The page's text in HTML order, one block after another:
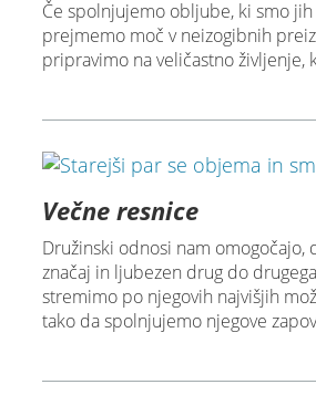
Če spolnjujemo obljube, ki smo
prejmemo moč v neizogibnih
pripravimo na veličastno življenje,
Večne resnice
Družinski odnosi nam omogočajo,
značaj in ljubezen drug do
stremimo po njegovih najvišjih
tako da spolnjujemo njegove